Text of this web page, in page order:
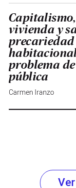
Capitalismo,
vivienda y
precariedad
problema
pública
Carmen Iranzo